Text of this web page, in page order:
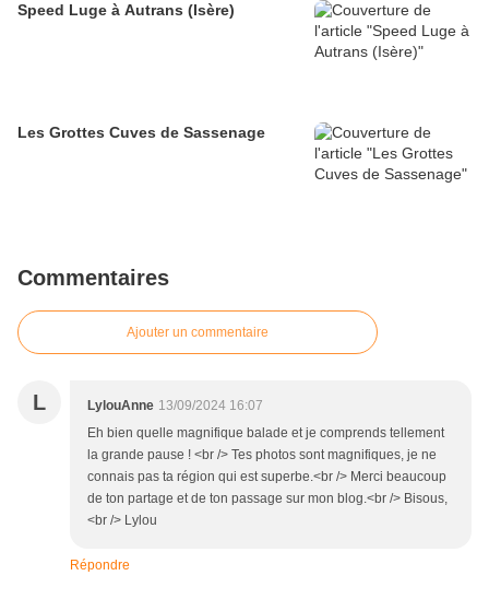
Speed Luge à Autrans (Isère)
Les Grottes Cuves de Sassenage
Commentaires
Ajouter un commentaire
L LylouAnne 13/09/2024 16:07
Eh bien quelle magnifique balade et je comprends tellement
la grande pause ! <br /> Tes photos sont magnifiques, je ne
connais pas ta région qui est superbe.<br /> Merci beaucoup
de ton partage et de ton passage sur mon blog.<br /> Bisous,
<br /> Lylou
Répondre